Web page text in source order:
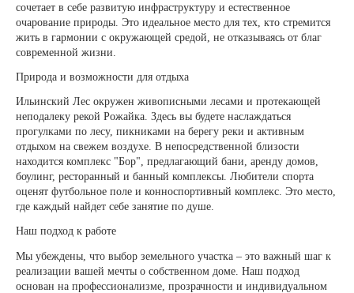
сочетает в себе развитую инфраструктуру и естественное
очарование природы. Это идеальное место для тех, кто стремится
жить в гармонии с окружающей средой, не отказываясь от благ
современной жизни.
Природа и возможности для отдыха
Ильинский Лес окружен живописными лесами и протекающей
неподалеку рекой Рожайка. Здесь вы будете наслаждаться
прогулками по лесу, пикниками на берегу реки и активным
отдыхом на свежем воздухе. В непосредственной близости
находится комплекс "Бор", предлагающий бани, аренду домов,
боулинг, ресторанный и банный комплексы. Любители спорта
оценят футбольное поле и конноспортивный комплекс. Это место,
где каждый найдет себе занятие по душе.
Наш подход к работе
Мы убеждены, что выбор земельного участка – это важный шаг к
реализации вашей мечты о собственном доме. Наш подход
основан на профессионализме, прозрачности и индивидуальном